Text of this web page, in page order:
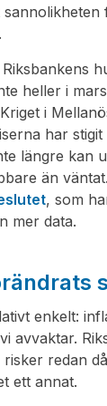
heller i
i
har stigit
längre kan
än
, som
mer data.
enkelt:
avvaktar.
risker redan
ett annat.